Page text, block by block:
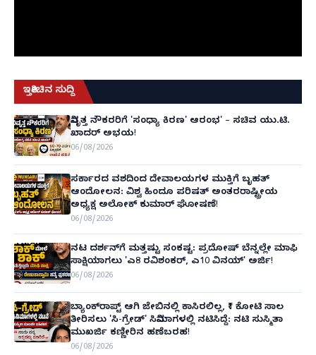
ಇತ್ತೀಚಿನ ಸುದ್ದಿ
ನಿವೃತ್ತ ನೌಕರರಿಗೆ 'ಸಂಧ್ಯಾ ಕಿರಣ' ಆರಂಭ' – ಸಚಿವ ಯು.ಟಿ.
ಖಾದರ್ ಅಭಯ!
06/08/2026
ಸರ್ಕಾರದ ವಶದಿಂದ ದೇವಾಲಯಗಳ ಮುಕ್ತಿಗೆ ಬೃಹತ್
ಆಂದೋಲನ: ವಿಶ್ವ ಹಿಂದೂ ಪರಿಷತ್ ಅಂತರರಾಷ್ಟ್ರೀಯ
ಅಧ್ಯಕ್ಷ ಅಲೋಕ್ ಕುಮಾರ್ ಘೋಷಣೆ!
06/08/2026
ನಟ ದರ್ಶನ್‌ಗೆ ಮತ್ತಷ್ಟು ಸಂಕಷ್ಟ: ಪ್ರದೋಷ್ ಬೆನ್ನಲ್ಲೇ ಮಾಫಿ
ಸಾಕ್ಷಿಯಾಗಲು 'ಎ8 ರವಿಶಂಕರ್, ಎ10 ವಿನಯ್' ಅರ್ಜಿ!
06/08/2026
ಬ್ಯಾಂಕ್‌ರಾಪ್ಟ್‌ ಆಗಿ ಜೇಬಿನಲ್ಲಿ ಕಾಸಿರಲಿಲ್ಲ, ₹1 ಕೋಟಿ ಸಾಲ
ತೀರಿಸಲು 'ಸಿ-ಗ್ರೇಡ್' ಸಿನಿಮಾಗಳಲ್ಲಿ ನಟಿಸಿದ್ದೆ: ನಟಿ ಸುಸ್ಮಿತಾ
ಮುಖರ್ಜಿ ಕಣ್ಣೀರಿನ ಹಣೆಬರಹ!
06/08/2026